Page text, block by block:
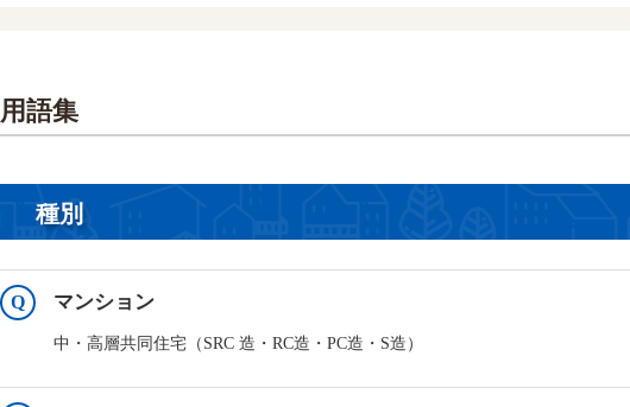
用語集
種別
Q マンション
中・高層共同住宅（SRC 造・RC造・PC造・S造）